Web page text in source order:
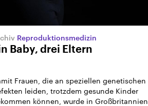
Reproduktionsmedizin
Baby, drei Eltern
Frauen, die an speziellen genetischen
leiden, trotzdem gesunde Kinder
können, wurde in Großbritannien